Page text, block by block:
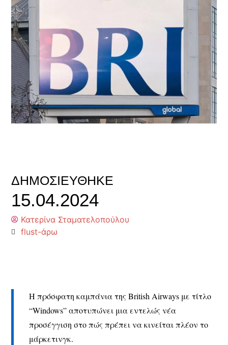
ΔΗΜΟΣΙΕΎΘΗΚΕ
15.04.2024
Κατερίνα Σταματελοπούλου
flust-άρω
Η πρόσφατη καμπάνια της British Airways με τίτλο
“Windows” αποτυπώνει μια εντελώς νέα
προσέγγιση στο πώς πρέπει να κινείται πλέον το
μάρκετινγκ.